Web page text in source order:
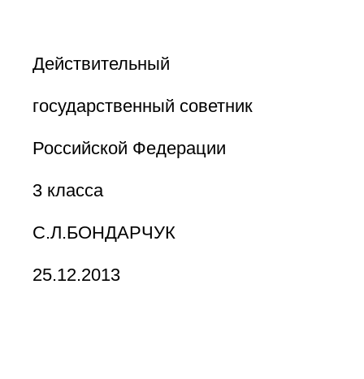
Действительный
государственный советник
Российской Федерации
3 класса
С.Л.БОНДАРЧУК
25.12.2013